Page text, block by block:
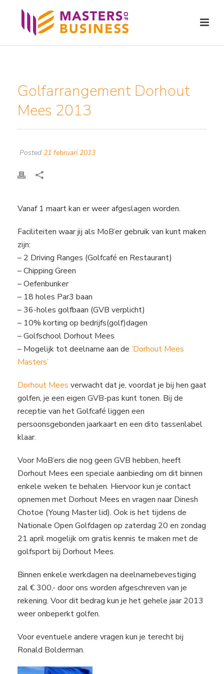
Golfarrangement Dorhout
Mees 2013
Posted 21 februari 2013
Vanaf 1 maart kan er weer afgeslagen worden.
Faciliteiten waar jij als MoB’er gebruik van kunt maken
zijn:
– 2 Driving Ranges (Golfcafé en Restaurant)
– Chipping Green
– Oefenbunker
– 18 holes Par3 baan
– 36-holes golfbaan (GVB verplicht)
– 10% korting op bedrijfs(golf)dagen
– Golfschool Dorhout Mees
– Mogelijk tot deelname aan de ‘Dorhout Mees
Masters’
Dorhout Mees verwacht dat je, voordat je bij hen gaat
golfen, je een eigen GVB-pas kunt tonen. Bij de
receptie van het Golfcafé liggen een
persoonsgebonden jaarkaart en een dito tassenlabel
klaar.
Voor MoB’ers die nog geen GVB hebben, heeft
Dorhout Mees een speciale aanbieding om dit binnen
enkele weken te behalen. Hiervoor kun je contact
opnemen met Dorhout Mees en vragen naar Dinesh
Chotoe (Young Master lid). Ook is het tijdens de
Nationale Open Golfdagen op zaterdag 20 en zondag
21 april mogelijk om gratis kennis te maken met de
golfsport bij Dorhout Mees.
Binnen enkele werkdagen na deelnamebevestiging
zal € 300,- door ons worden afgeschreven van je
rekening. Voor dit bedrag kun je het gehele jaar 2013
weer onbeperkt golfen.
Voor eventuele andere vragen kun je terecht bij
Ronald Bolderman.